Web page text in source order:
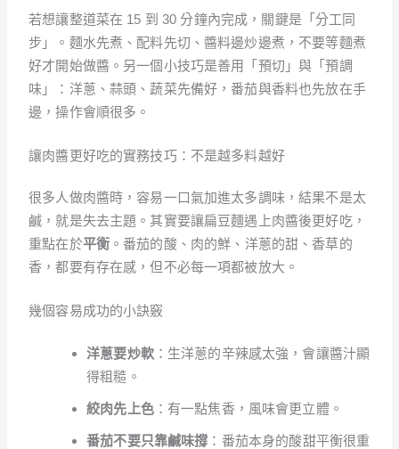
若想讓整道菜在 15 到 30 分鐘內完成，關鍵是「分工同
步」。麵水先煮、配料先切、醬料邊炒邊煮，不要等麵煮
好才開始做醬。另一個小技巧是善用「預切」與「預調
味」：洋蔥、蒜頭、蔬菜先備好，番茄與香料也先放在手
邊，操作會順很多。
讓肉醬更好吃的實務技巧：不是越多料越好
很多人做肉醬時，容易一口氣加進太多調味，結果不是太
鹹，就是失去主題。其實要讓扁豆麵遇上肉醬後更好吃，
重點在於平衡 。番茄的酸、肉的鮮、洋蔥的甜、香草的
香，都要有存在感，但不必每一項都被放大。
幾個容易成功的小訣竅
洋蔥要炒軟：生洋蔥的辛辣感太強，會讓醬汁顯
得粗糙。
絞肉先上色：有一點焦香，風味會更立體。
番茄不要只靠鹹味撐 ：番茄本身的酸甜平衡很重